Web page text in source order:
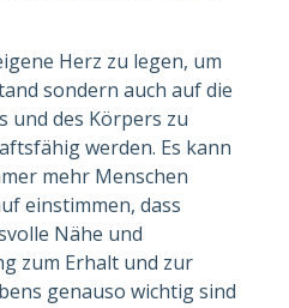
Herz zu legen, um
sondern auch auf die
und des Körpers zu
werden. Es kann
mehr Menschen
einstimmen, dass
Nähe und
zum Erhalt und zur
genauso wichtig sind